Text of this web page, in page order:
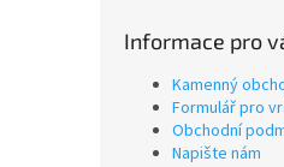
Informace pro
Kamenný
Formulář pro
Obchodní
Napište nám